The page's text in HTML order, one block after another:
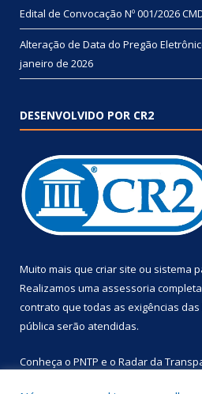
Edital de Convocação Nº 001/2026
Alteração de Data do Pregão
janeiro de 2026
DESENVOLVIDO POR CR2
Muito mais que criar site ou sistema
Realizamos uma assessoria
contrato que todas as exigências das
pública serão atendidas.
Conheça o PNTP e o Radar da